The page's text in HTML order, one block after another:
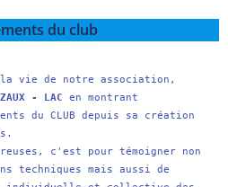
du club
- LAC en montrant
du CLUB depuis sa création
techniques mais aussi de